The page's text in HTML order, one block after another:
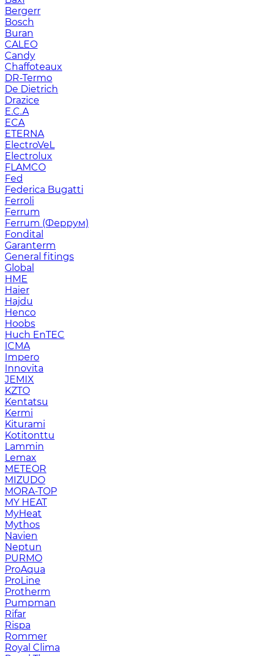
Bergerr
Bosch
Buran
CALEO
Candy
Chaffoteaux
DR-Termo
De Dietrich
Drazice
E.C.A
ECA
ETERNA
ElectroVeL
Electrolux
FLAMCO
Fed
Federica Bugatti
Ferroli
Ferrum
Ferrum (Феррум)
Fondital
Garanterm
General fitings
Global
HME
Haier
Hajdu
Henco
Hoobs
Huch EnTEC
ICMA
Impero
Innovita
JEMIX
KZTO
Kentatsu
Kermi
Kiturami
Kotitonttu
Lammin
Lemax
METEOR
MIZUDO
MORA-TOP
MY HEAT
MyHeat
Mythos
Navien
Neptun
PURMO
ProAqua
ProLine
Protherm
Pumpman
Rifar
Rispa
Rommer
Royal Clima